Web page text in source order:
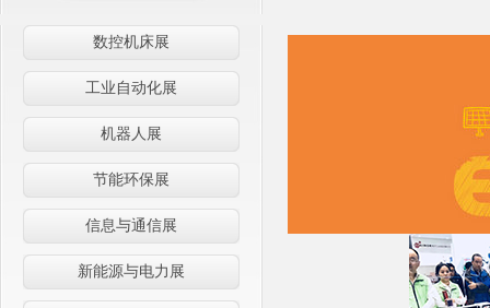
数控机床展
工业自动化展
机器人展
节能环保展
信息与通信展
新能源与电力展